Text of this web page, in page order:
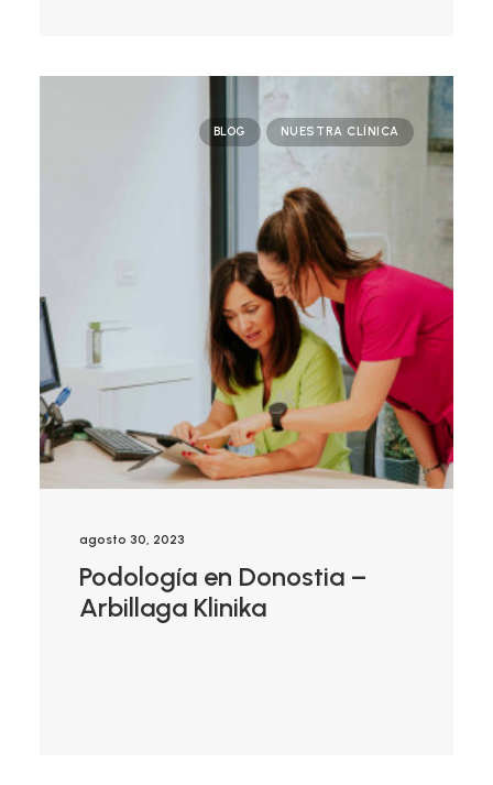
BLOG NUESTRA CLÍNICA
agosto 30, 2023
Podología en Donostia –
Arbillaga Klinika